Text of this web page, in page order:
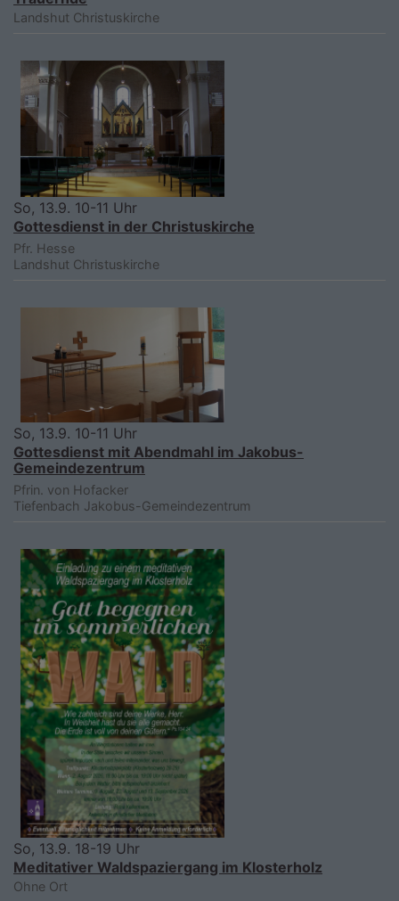
Landshut Christuskirche
So, 13.9. 10-11 Uhr
Gottesdienst in der Christuskirche
Pfr. Hesse
Landshut Christuskirche
So, 13.9. 10-11 Uhr
Gottesdienst mit Abendmahl im Jakobus-
Gemeindezentrum
Pfrin. von Hofacker
Tiefenbach Jakobus-Gemeindezentrum
So, 13.9. 18-19 Uhr
Meditativer Waldspaziergang im Klosterholz
Ohne Ort